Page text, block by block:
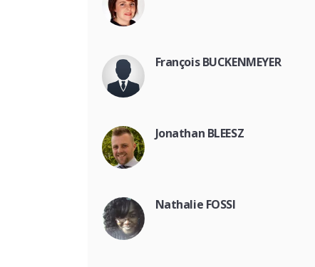
François BUCKENMEYER
Jonathan BLEESZ
Nathalie FOSSI